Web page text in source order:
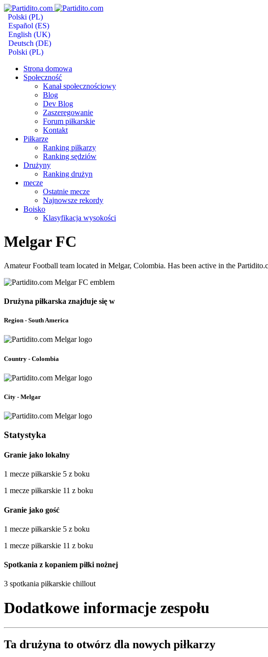
Polski (PL)
Español (ES)
English (UK)
Deutsch (DE)
Polski (PL)
Strona domowa
Społeczność
Kanał społecznościowy
Blog
Dev Blog
Zaszeregowanie
Forum piłkarskie
Kontakt
Piłkarze
Ranking piłkarzy
Ranking sędziów
Drużyny
Ranking drużyn
mecze
Ostatnie mecze
Najnowsze rekordy
Boisko
Klasyfikacja wysokości
Melgar FC
Amateur Football team located in Melgar, Colombia. Has been active in the
Drużyna piłkarska znajduje się w
Region - South America
Country - Colombia
City - Melgar
Statystyka
Granie jako lokalny
1 mecze piłkarskie 5 z boku
1 mecze piłkarskie 11 z boku
Granie jako gość
1 mecze piłkarskie 5 z boku
1 mecze piłkarskie 11 z boku
Spotkania z kopaniem piłki nożnej
3 spotkania piłkarskie chillout
Dodatkowe informacje zespołu
Ta drużyna to otwórz dla nowych piłkarzy